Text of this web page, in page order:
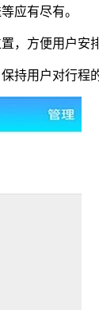
应有尽有。
，方便用户安
持用户对行程